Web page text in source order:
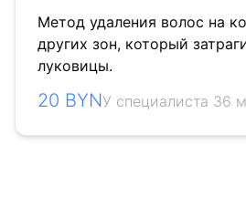
Метод удаления волос на
других зон, который
луковицы.
20 BYNУ специалиста 36